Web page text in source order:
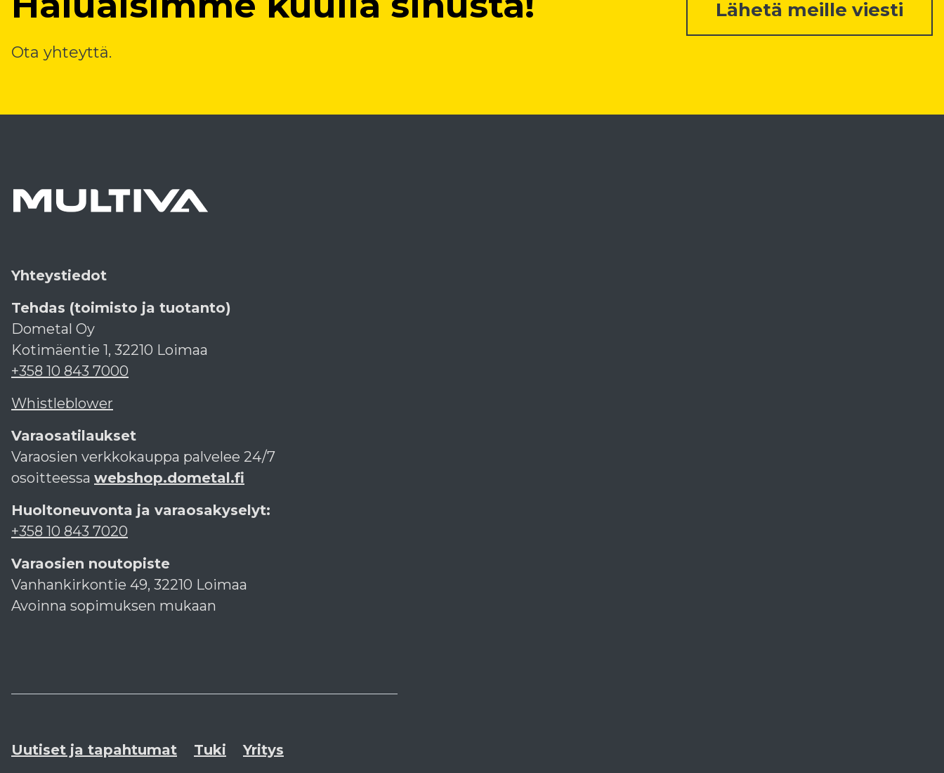
Ota yhteyttä.
Lähetä meille viesti
Yhteystiedot
Tehdas (toimisto ja tuotanto)
Dometal Oy
Kotimäentie 1, 32210 Loimaa
+358 10 843 7000
Whistleblower
Varaosatilaukset
Varaosien verkkokauppa palvelee 24/7
osoitteessa webshop.dometal.fi
Huoltoneuvonta ja varaosakyselyt:
+358 10 843 7020
Varaosien noutopiste
Vanhankirkontie 49, 32210 Loimaa
Avoinna sopimuksen mukaan
Uutiset ja tapahtumat Tuki Yritys